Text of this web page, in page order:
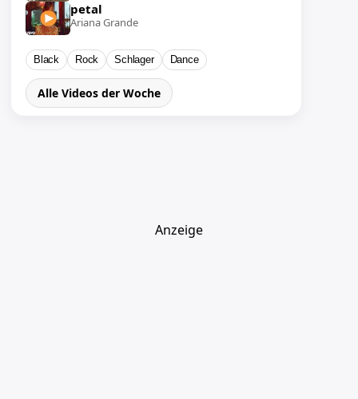
petal
Ariana Grande
Black Rock Schlager Dance
Alle Videos der Woche
Anzeige